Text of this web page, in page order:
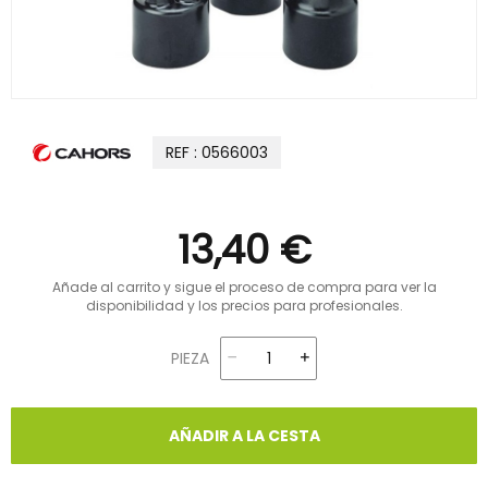
REF : 0566003
13,40 €
Añade al carrito y sigue el proceso de compra para ver la
disponibilidad y los precios para profesionales.
PIEZA
AÑADIR A LA CESTA